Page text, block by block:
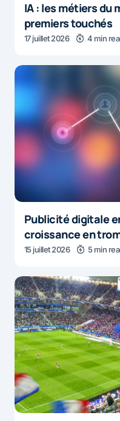
IA : les métiers du
premiers touchés
17 juillet 2026 4 min
Publicité digitale
croissance en
15 juillet 2026 5 min